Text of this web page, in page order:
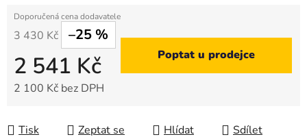
3 430 Kč –25 %
2 541 Kč
2 100 Kč bez DPH
Poptat u prodejce
Tisk Zeptat se Hlídat Sdílet